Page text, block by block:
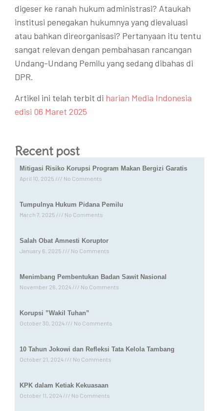
digeser ke ranah hukum administrasi? Ataukah
institusi penegakan hukumnya yang dievaluasi
atau bahkan direorganisasi? Pertanyaan itu tentu
sangat relevan dengan pembahasan rancangan
Undang-Undang Pemilu yang sedang dibahas di
DPR.
Artikel ini telah terbit di harian Media Indonesia
edisi 06 Maret 2025
Recent post
Mitigasi Risiko Korupsi Program Makan Bergizi Garatis
April 10, 2025 No Comments
Tumpulnya Hukum Pidana Pemilu
March 7, 2025 No Comments
Salah Obat Amnesti Koruptor
January 6, 2025 No Comments
Menimbang Pembentukan Badan Sawit Nasional
November 26, 2024 No Comments
Korupsi ”Wakil Tuhan”
October 30, 2024 No Comments
10 Tahun Jokowi dan Refleksi Tata Kelola Tambang
October 21, 2024 No Comments
KPK dalam Ketiak Kekuasaan
October 11, 2024 No Comments